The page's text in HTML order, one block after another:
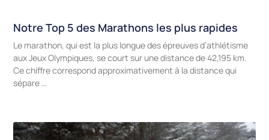
Notre Top 5 des Marathons les plus rapides
Le marathon, qui est la plus longue des épreuves d’athlétisme
aux Jeux Olympiques, se court sur une distance de 42,195 km.
Ce chiffre correspond approximativement à la distance qui
sépare …